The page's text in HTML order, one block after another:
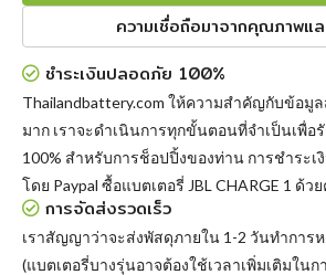
ความเชื่อถือมาจากคุณภาพแ
ชำระเงินปลอดภัย 100%
Thailandbattery.com ให้ความสำคัญกับข้อมู
มาก เราจะดำเนินการทุกขั้นตอนที่จำเป็นเพื่อ
100% สำหรับการช็อปปิ้งของท่าน การชำระ
โดย Paypal ซื้อแบตเตอรี่ JBL CHARGE 1 ด้ว
การจัดส่งรวดเร็ว
เราสัญญาว่าจะส่งพัสดุภายใน 1-2 วันทำการ
(แบตเตอรี่บางรุ่นอาจต้องใช้เวลาเพิ่มเติมใน